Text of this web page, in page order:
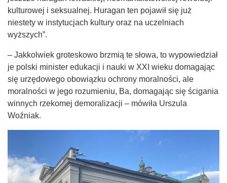
kulturowej i seksualnej. Huragan ten pojawił się już
niestety w instytucjach kultury oraz na uczelniach
wyższych”.
– Jakkolwiek groteskowo brzmią te słowa, to wypowiedział
je polski minister edukacji i nauki w XXI wieku domagając
się urzędowego obowiązku ochrony moralności, ale
moralności w jego rozumieniu, Ba, domagając się ścigania
winnych rzekomej demoralizacji – mówiła Urszula
Woźniak.